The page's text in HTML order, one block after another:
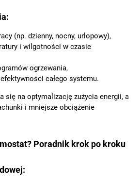
(np. dzienny, nocny, urlopowy),
i wilgotności w czasie
ogrzewania,
całego systemu.
się na optymalizację zużycia energii, a
i mniejsze obciążenie
Poradnik krok po kroku